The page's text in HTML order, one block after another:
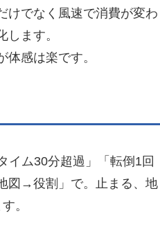
けでなく風速で消費が変わ
ます。
感は楽です。
イム30分超過」「転倒1回
図→役割」で。止まる、地
。